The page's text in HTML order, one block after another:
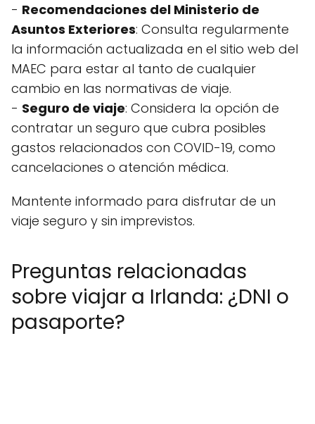
- Recomendaciones del Ministerio de
Asuntos Exteriores: Consulta regularmente
la información actualizada en el sitio web del
MAEC para estar al tanto de cualquier
cambio en las normativas de viaje.
- Seguro de viaje: Considera la opción de
contratar un seguro que cubra posibles
gastos relacionados con COVID-19, como
cancelaciones o atención médica.
Mantente informado para disfrutar de un
viaje seguro y sin imprevistos.
Preguntas relacionadas
sobre viajar a Irlanda: ¿DNI o
pasaporte?